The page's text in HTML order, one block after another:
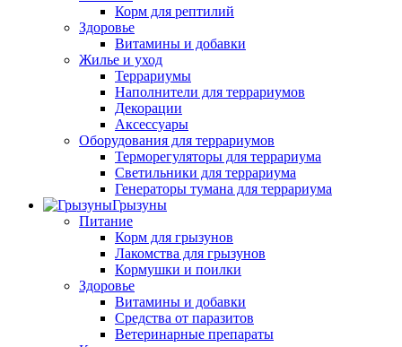
Корм для рептилий
Здоровье
Витамины и добавки
Жилье и уход
Террариумы
Наполнители для террариумов
Декорации
Аксессуары
Оборудования для террариумов
Терморегуляторы для террариума
Светильники для террариума
Генераторы тумана для террариума
Грызуны
Питание
Корм для грызунов
Лакомства для грызунов
Кормушки и поилки
Здоровье
Витамины и добавки
Средства от паразитов
Ветеринарные препараты